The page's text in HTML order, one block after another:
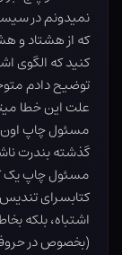
نمیدونم در
که از هشتاد و
کنید که الگوی
توضیح دادم
علت این خطا
مسئول چاپ اون
گذشته بندرت
مسئول چاپ یک
کتابسرای
اشتباه، بلکه
(بخصوص در